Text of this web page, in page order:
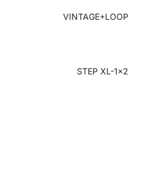
VINTAGE+LOOP
STEP XL-1x2